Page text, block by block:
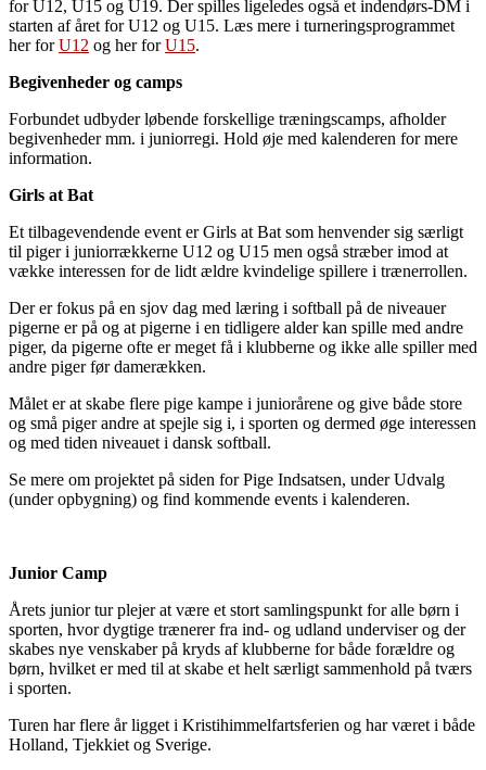
for U12, U15 og U19. Der spilles ligeledes også et indendørs-DM i
starten af året for U12 og U15. Læs mere i turneringsprogrammet
her forU12 og her forU15.
Begivenheder og camps
Forbundet udbyder løbende forskellige træningscamps, afholder
begivenheder mm. i juniorregi. Hold øje med kalenderen for mere
information.
Girls at Bat
Et tilbagevendende event er Girls at Bat som henvender sig særligt
til piger i juniorrækkerne U12 og U15 men også stræber imod at
vække interessen for de lidt ældre kvindelige spillere i trænerrollen.
Der er fokus på en sjov dag med læring i softball på de niveauer
pigerne er på og at pigerne i en tidligere alder kan spille med andre
piger, da pigerne ofte er meget få i klubberne og ikke alle spiller med
andre piger før damerækken.
Målet er at skabe flere pige kampe i juniorårene og give både store
og små piger andre at spejle sig i, i sporten og dermed øge interessen
og med tiden niveauet i dansk softball.
Se mere om projektet på siden for Pige Indsatsen, under Udvalg
(under opbygning) og find kommende events i kalenderen.
Junior Camp
Årets junior tur plejer at være et stort samlingspunkt for alle børn i
sporten, hvor dygtige trænerer fra ind- og udland underviser og der
skabes nye venskaber på kryds af klubberne for både forældre og
børn, hvilket er med til at skabe et helt særligt sammenhold på tværs
i sporten.
Turen har flere år ligget i Kristihimmelfartsferien og har været i både
Holland, Tjekkiet og Sverige.